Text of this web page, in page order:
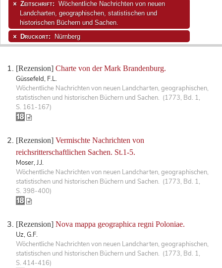
[Rezension] Charte von der Mark Brandenburg.
Güssefeld, F.L.
Wöchentliche Nachrichten von neuen Landcharten, geographischen,
statistischen und historischen Büchern und Sachen. (1773, Bd. 1,
S. 161-167)
[Rezension] Vermischte Nachrichten von
reichsritterschaftlichen Sachen. St.1-5.
Moser, J.J.
Wöchentliche Nachrichten von neuen Landcharten, geographischen,
statistischen und historischen Büchern und Sachen. (1773, Bd. 1,
S. 398-400)
[Rezension] Nova mappa geographica regni Poloniae.
Uz, G.F.
Wöchentliche Nachrichten von neuen Landcharten, geographischen,
statistischen und historischen Büchern und Sachen. (1773, Bd. 1,
S. 414-416)
Zeitschrift:
Wöchentliche Nachrichten von neuen
Landcharten, geographischen, statistischen und
historischen Büchern und Sachen.
Druckort: Nürnberg